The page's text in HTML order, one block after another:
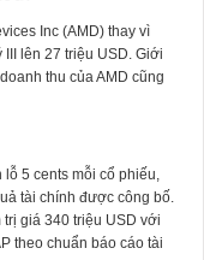
Inc (AMD) thay vì
lên 27 triệu USD. Giới
thu của AMD cũng
lỗ 5 cents mỗi cổ phiếu,
tài chính được công bố.
giá 340 triệu USD với
theo chuẩn báo cáo tài